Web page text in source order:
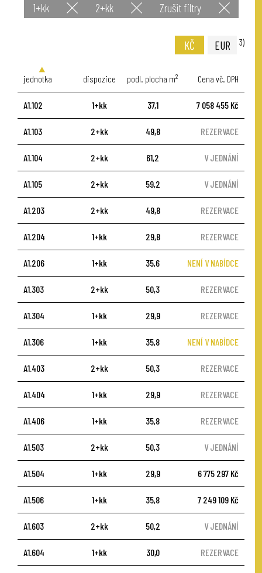
1+kk 2+kk Zrušit filtry
KČ EUR 3)
jednotka dispozice podl. plocha m2 Cena vč. DPH
A1.102 1+kk 37,1 7 058 455 Kč
A1.103 2+kk 49,8 REZERVACE
A1.104 2+kk 61,2 V JEDNÁNÍ
A1.105 2+kk 59,2 V JEDNÁNÍ
A1.203 2+kk 49,8 REZERVACE
A1.204 1+kk 29,8 REZERVACE
A1.206 1+kk 35,6 NENÍ V NABÍDCE
A1.303 2+kk 50,3 REZERVACE
A1.304 1+kk 29,9 REZERVACE
A1.306 1+kk 35,8 NENÍ V NABÍDCE
A1.403 2+kk 50,3 REZERVACE
A1.404 1+kk 29,9 REZERVACE
A1.406 1+kk 35,8 REZERVACE
A1.503 2+kk 50,3 V JEDNÁNÍ
A1.504 1+kk 29,9 6 775 297 Kč
A1.506 1+kk 35,8 7 249 109 Kč
A1.603 2+kk 50,2 V JEDNÁNÍ
A1.604 1+kk 30,0 REZERVACE